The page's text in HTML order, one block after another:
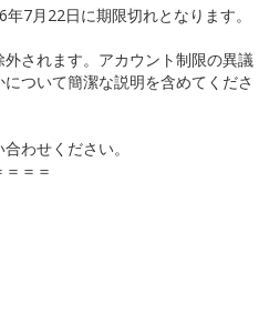
7月22日に期限切れとなります。
されます。アカウント制限の異議
ついて簡潔な説明を含めてくださ
わせください。
＝＝